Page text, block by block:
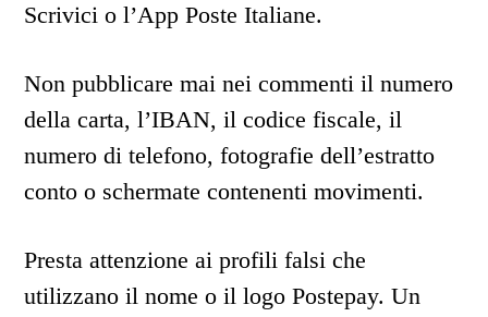
Scrivici o l’App Poste Italiane.
Non pubblicare mai nei commenti il numero
della carta, l’IBAN, il codice fiscale, il
numero di telefono, fotografie dell’estratto
conto o schermate contenenti movimenti.
Presta attenzione ai profili falsi che
utilizzano il nome o il logo Postepay. Un